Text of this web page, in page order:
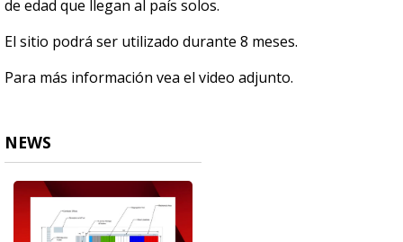
de edad que llegan al país solos.
El sitio podrá ser utilizado durante 8 meses.
Para más información vea el video adjunto.
NEWS